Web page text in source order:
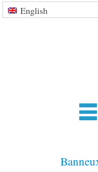
English